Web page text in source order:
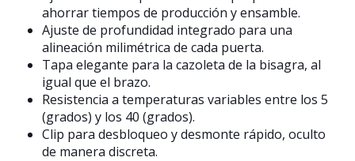
ahorrar tiempos de producción y ensamble.
Ajuste de profundidad integrado para una
alineación milimétrica de cada puerta.
Tapa elegante para la cazoleta de la bisagra, al
igual que el brazo.
Resistencia a temperaturas variables entre los 5
(grados) y los 40 (grados).
Clip para desbloqueo y desmonte rápido, oculto
de manera discreta.